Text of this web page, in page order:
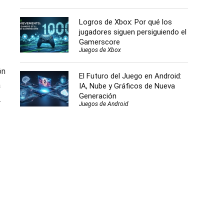
Logros de Xbox: Por qué los
jugadores siguen persiguiendo el
Gamerscore
Juegos de Xbox
El Futuro del Juego en Android:
IA, Nube y Gráficos de Nueva
Generación
Juegos de Android